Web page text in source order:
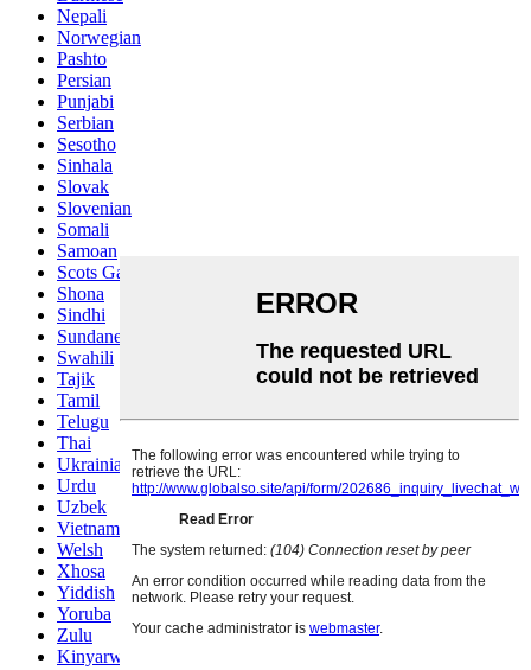
Nepali
Norwegian
Pashto
Persian
Punjabi
Serbian
Sesotho
Sinhala
Slovak
Slovenian
Somali
Samoan
Scots Gaelic
Shona
Sindhi
Sundanese
Swahili
Tajik
Tamil
Telugu
Thai
Ukrainian
Urdu
Uzbek
Vietnamese
Welsh
Xhosa
Yiddish
Yoruba
Zulu
Kinyarwanda